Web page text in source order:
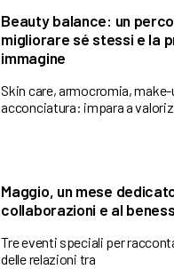
Beauty balance: un
migliorare sé stessi e la
immagine
Skin care, armocromia, make-
acconciatura: impara a
Maggio, un mese
collaborazioni e al
Tre eventi speciali per
delle relazioni tra